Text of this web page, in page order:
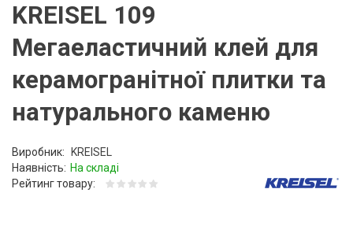
KREISEL 109
Мегаеластичний клей для
керамогранітної плитки та
натурального каменю
Виробник:
KREISEL
Наявність: На складі
Рейтинг товару: